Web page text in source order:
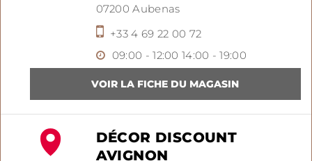
07200Aubenas
+33 4 69 22 00 72
09:00 - 12:00 14:00 - 19:00
DÉCOR DISCOUNT
AVIGNON